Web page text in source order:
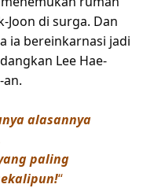
Joon di surga. Dan
ia bereinkarnasi jadi
Lee Hae-
alasannya
paling
“